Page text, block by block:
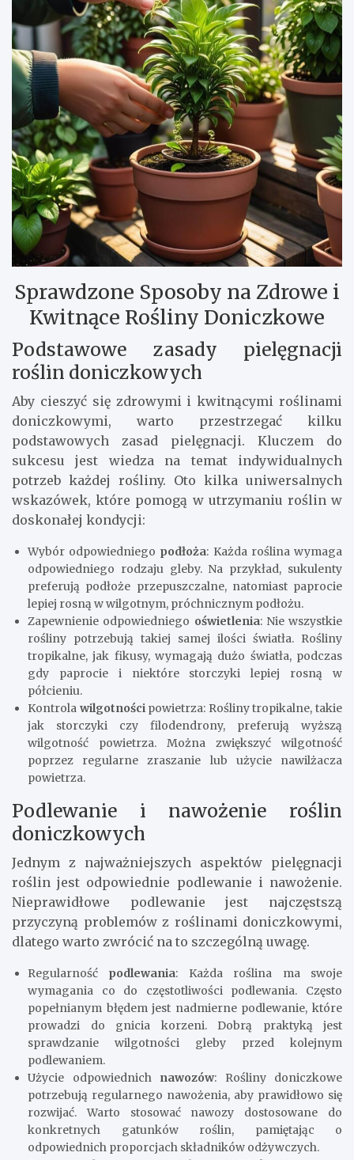
Sprawdzone Sposoby na Zdrowe i
Kwitnące Rośliny Doniczkowe
Podstawowe zasady pielęgnacji
roślin doniczkowych
Aby cieszyć się zdrowymi i kwitnącymi roślinami
doniczkowymi, warto przestrzegać kilku
podstawowych zasad pielęgnacji. Kluczem do
sukcesu jest wiedza na temat indywidualnych
potrzeb każdej rośliny. Oto kilka uniwersalnych
wskazówek, które pomogą w utrzymaniu roślin w
doskonałej kondycji:
Wybór odpowiedniego podłoża: Każda roślina wymaga
odpowiedniego rodzaju gleby. Na przykład, sukulenty
preferują podłoże przepuszczalne, natomiast paprocie
lepiej rosną w wilgotnym, próchnicznym podłożu.
Zapewnienie odpowiedniego oświetlenia: Nie wszystkie
rośliny potrzebują takiej samej ilości światła. Rośliny
tropikalne, jak fikusy, wymagają dużo światła, podczas
gdy paprocie i niektóre storczyki lepiej rosną w
półcieniu.
Kontrola wilgotnościpowietrza: Rośliny tropikalne, takie
jak storczyki czy filodendrony, preferują wyższą
wilgotność powietrza. Można zwiększyć wilgotność
poprzez regularne zraszanie lub użycie nawilżacza
powietrza.
Podlewanie i nawożenie roślin
doniczkowych
Jednym z najważniejszych aspektów pielęgnacji
roślin jest odpowiednie podlewanie i nawożenie.
Nieprawidłowe podlewanie jest najczęstszą
przyczyną problemów z roślinami doniczkowymi,
dlatego warto zwrócić na to szczególną uwagę.
Regularność podlewania: Każda roślina ma swoje
wymagania co do częstotliwości podlewania. Często
popełnianym błędem jest nadmierne podlewanie, które
prowadzi do gnicia korzeni. Dobrą praktyką jest
sprawdzanie wilgotności gleby przed kolejnym
podlewaniem.
Użycie odpowiednich nawozów: Rośliny doniczkowe
potrzebują regularnego nawożenia, aby prawidłowo się
rozwijać. Warto stosować nawozy dostosowane do
konkretnych gatunków roślin, pamiętając o
odpowiednich proporcjach składników odżywczych.